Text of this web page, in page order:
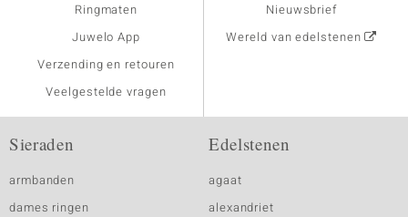
Ringmaten
Juwelo App
Verzending en retouren
Veelgestelde vragen
Nieuwsbrief
Wereld van edelstenen
Sieraden
armbanden
dames ringen
Edelstenen
agaat
alexandriet